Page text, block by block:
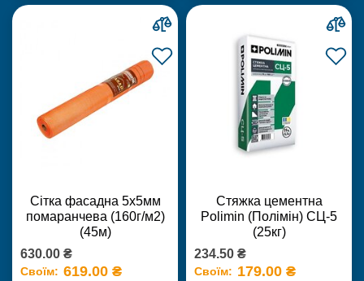
Сітка фасадна 5х5мм
помаранчева (160г/м2)
(45м)
630.00 ₴
Своїм: 619.00 ₴
Стяжка цементна
Polimin (Полімін) СЦ-5
(25кг)
234.50 ₴
Своїм: 179.00 ₴